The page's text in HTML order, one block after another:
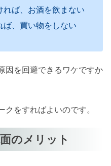
ば、お酒を飲まない
ば、買い物をしない
因を回避できるワケですか
をすればよいのです。
のメリット